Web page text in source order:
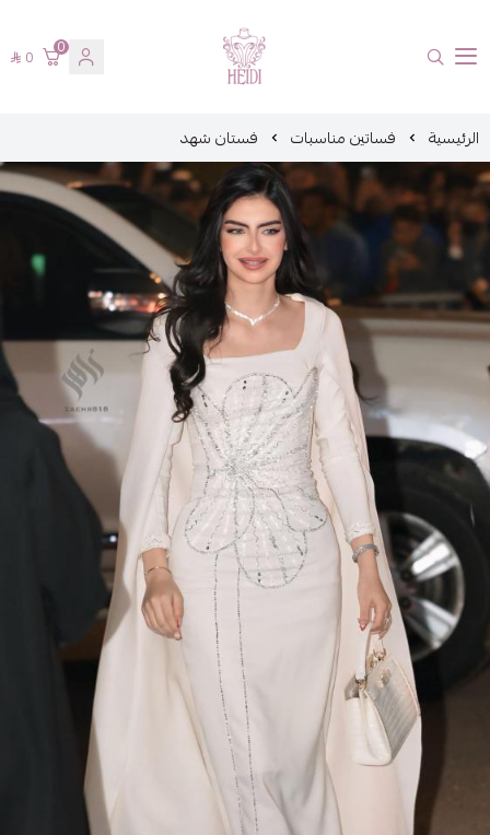
هايدي فاشن
0
0
الرئيسية فساتين مناسبات فستان شهد